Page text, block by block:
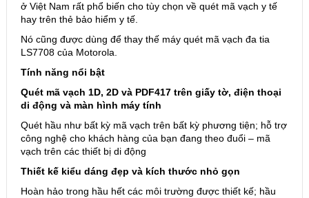
ở Việt Nam rất phổ biến cho tùy chọn về quét mã vạch y tế
hay trên thẻ bảo hiểm y tế.
Nó cũng được dùng để thay thế máy quét mã vạch đa tia
LS7708 của Motorola.
Tính năng nổi bật
Quét mã vạch 1D, 2D và PDF417 trên giấy tờ, điện thoại
di động và màn hình máy tính
Quét hầu như bất kỳ mã vạch trên bất kỳ phương tiện; hỗ trợ
công nghệ cho khách hàng của bạn đang theo đuổi – mã
vạch trên các thiết bị di động
Thiết kế kiểu dáng đẹp và kích thước nhỏ gọn
Hoàn hảo trong hầu hết các môi trường được thiết kế; hầu